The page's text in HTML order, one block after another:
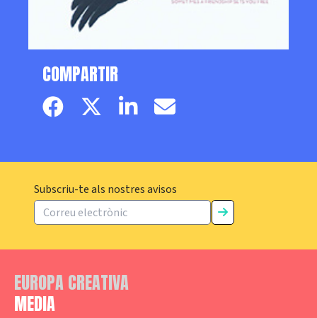
COMPARTIR
Facebook pageTwitter page
LinkedinEmail
Subscriu-te als nostres avisos
EUROPA CREATIVA
MEDIA